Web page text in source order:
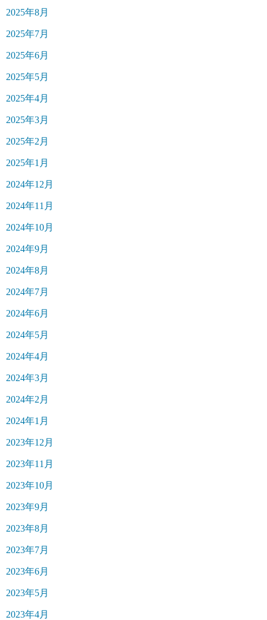
2025年8月
2025年7月
2025年6月
2025年5月
2025年4月
2025年3月
2025年2月
2025年1月
2024年12月
2024年11月
2024年10月
2024年9月
2024年8月
2024年7月
2024年6月
2024年5月
2024年4月
2024年3月
2024年2月
2024年1月
2023年12月
2023年11月
2023年10月
2023年9月
2023年8月
2023年7月
2023年6月
2023年5月
2023年4月